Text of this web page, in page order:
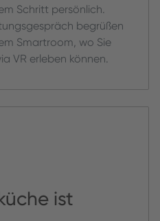
Schritt persönlich.
begrüßen
Smartroom, wo Sie
VR erleben können.
ist